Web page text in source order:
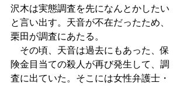
沢木は実態調査を先になんとかしたい
と言い出す。天音が不在だったため、
栗田が調査にあたる。
その頃、天音は過去にもあった、保
険金目当ての殺人が再び発生して、調
査に出ていた。そこには女性弁護士・